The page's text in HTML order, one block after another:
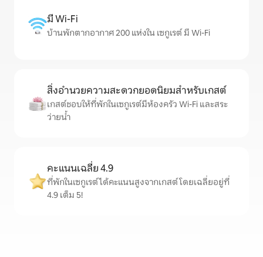
มี Wi-Fi
บ้านพักตากอากาศ 200 แห่งใน เซกูเรต์ มี Wi-Fi
สิ่งอำนวยความสะดวกยอดนิยมสำหรับเกสต์
เกสต์ชอบให้ที่พักในเซกูเรต์มีห้องครัว Wi-Fi และสระ
ว่ายน้ำ
คะแนนเฉลี่ย 4.9
ที่พักในเซกูเรต์ได้คะแนนสูงจากเกสต์ โดยเฉลี่ยอยู่ที่
4.9 เต็ม 5!